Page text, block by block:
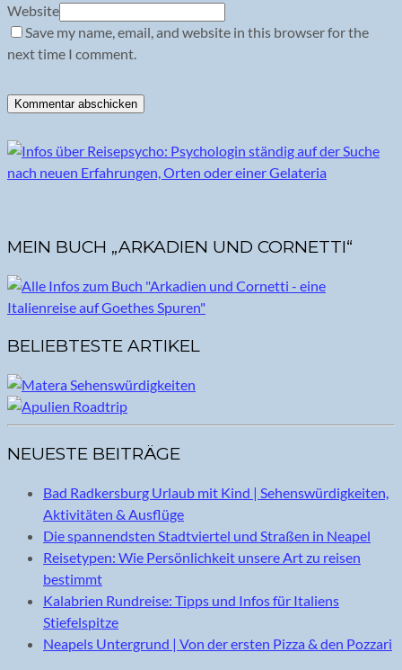
Website
Save my name, email, and website in this browser for the
next time I comment.
MEIN BUCH „ARKADIEN UND CORNETTI“
BELIEBTESTE ARTIKEL
NEUESTE BEITRÄGE
Bad Radkersburg Urlaub mit Kind | Sehenswürdigkeiten,
Aktivitäten & Ausflüge
Die spannendsten Stadtviertel und Straßen in Neapel
Reisetypen: Wie Persönlichkeit unsere Art zu reisen
bestimmt
Kalabrien Rundreise: Tipps und Infos für Italiens
Stiefelspitze
Neapels Untergrund | Von der ersten Pizza & den Pozzari